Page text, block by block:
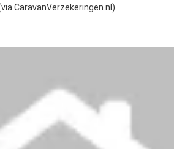
CaravanVerzekeringen.nl)